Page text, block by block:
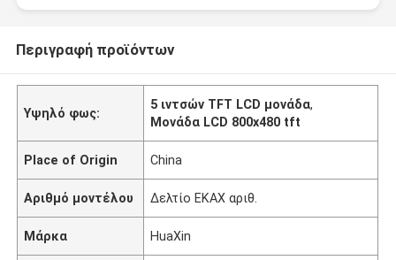
Περιγραφή προϊόντων
Υψηλό φως:
5 ιντσών TFT LCD μονάδα,
Μονάδα LCD 800x480 tft
Place of Origin China
Αριθμό μοντέλου Δελτίο ΕΚΑΧ αριθ.
Μάρκα HuaXin